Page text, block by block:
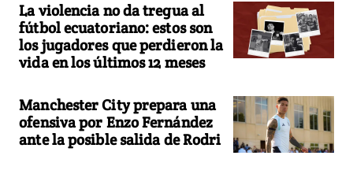
La violencia no da tregua al
fútbol ecuatoriano: estos son
los jugadores que perdieron la
vida en los últimos 12 meses
Manchester City prepara una
ofensiva por Enzo Fernández
ante la posible salida de Rodri